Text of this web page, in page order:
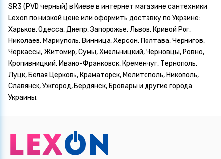
SR3 (PVD черный) в Киеве в интернет магазине сантехники
Lexon по низкой цене или оформить доставку по Украине:
Харьков, Одесса, Днепр, Запорожье, Львов, Кривой Рог,
Николаев, Мариуполь, Винница, Херсон, Полтава, Чернигов,
Черкассы, Житомир, Сумы, Хмельницкий, Черновцы, Ровно,
Кропивницкий, Ивано-Франковск, Кременчуг, Тернополь,
Луцк, Белая Церковь, Краматорск, Мелитополь, Никополь,
Славянск, Ужгород, Бердянск, Бровары и другие города
Украины.